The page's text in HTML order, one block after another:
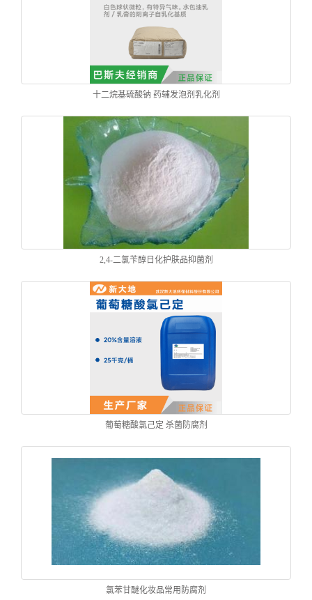
十二烷基硫酸钠 药辅发泡剂乳化剂
2,4-二氯苄醇日化护肤品抑菌剂
葡萄糖酸氯己定 杀菌防腐剂
氯苯甘醚化妆品常用防腐剂